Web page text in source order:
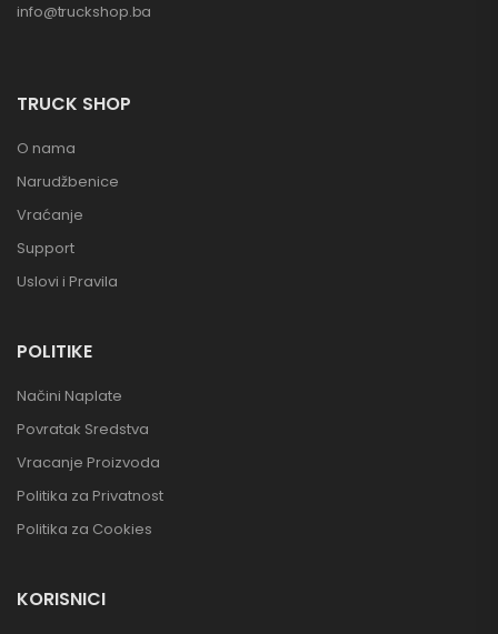
info@truckshop.ba
TRUCK SHOP
O nama
Narudžbenice
Vraćanje
Support
Uslovi i Pravila
POLITIKE
Načini Naplate
Povratak Sredstva
Vracanje Proizvoda
Politika za Privatnost
Politika za Cookies
KORISNICI